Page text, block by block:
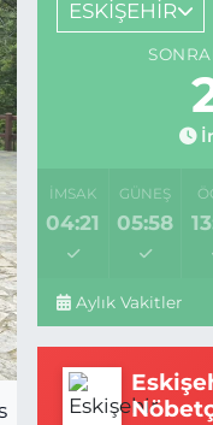
ESKİŞEHİR
İMSAK
04:21
GÜNEŞ
05:58
Aylık Vakitler